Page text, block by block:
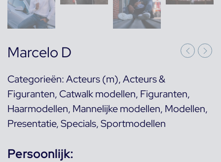
Marcelo D
Categorieën:Acteurs (m),Acteurs &
Figuranten, Catwalk modellen, Figuranten,
Haarmodellen, Mannelijke modellen, Modellen,
Presentatie,Specials,Sportmodellen
Persoonlijk: